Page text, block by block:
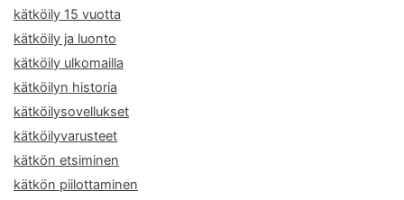
kätköily 15 vuotta
kätköily ja luonto
kätköily ulkomailla
kätköilyn historia
kätköilysovellukset
kätköilyvarusteet
kätkön etsiminen
kätkön piilottaminen